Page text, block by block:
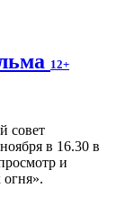
12+
совет
в 16.30 в
и